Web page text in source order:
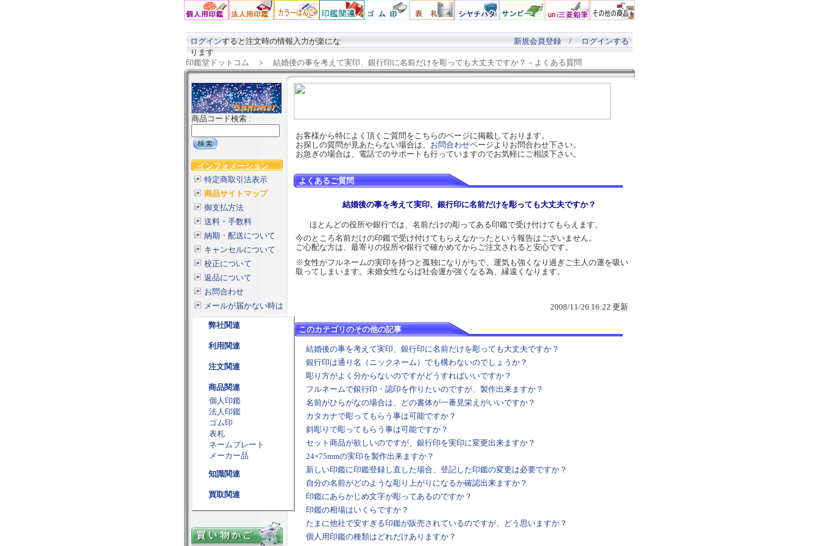
ログインすると注文時の情報入力が楽にな
ります
新規会員登録/ログインする
印鑑堂ドットコム ＞ 結婚後の事を考えて実印、銀行印に名前だけを彫っても大丈夫ですか？－ よくある質問
お客様から特によく頂くご質問をこちらのページに掲載しております。
お探しの質問が見あたらない場合は、 お問合わせページよりお問合わせ下さい。
お急ぎの場合は、電話でのサポートも行っていますのでお気軽にご相談下さい。
よくあるご質問
結婚後の事を考えて実印、銀行印に名前だけを彫っても大丈夫ですか？
ほとんどの役所や銀行では、名前だけの彫ってある印鑑で受け付けてもらえます。
今のところ名前だけの印鑑で受け付けてもらえなかったという報告はございません。
ご心配な方は、最寄りの役所や銀行で確かめてからご注文されると安心です。
※女性がフルネームの実印を持つと孤独になりがちで、運気も強くなり過ぎご主人の運を吸い
取ってしまいます。未婚女性ならば社会運が強くなる為、縁遠くなります。
2008/11/26 16:22 更新
このカテゴリのその他の記事
結婚後の事を考えて実印、銀行印に名前だけを彫っても大丈夫ですか？
銀行印は通り名（ニックネーム）でも構わないのでしょうか？
彫り方がよく分からないのですがどうすればいいですか？
フルネームで銀行印・認印を作りたいのですが、製作出来ますか？
名前がひらがなの場合は、どの書体が一番見栄えがいいですか？
カタカナで彫ってもらう事は可能ですか？
斜彫りで彫ってもらう事は可能ですか？
セット商品が欲しいのですが、銀行印を実印に変更出来ますか？
24×75mmの実印を製作出来ますか？
新しい印鑑に印鑑登録し直した場合、登記した印鑑の変更は必要ですか？
自分の名前がどのような彫り上がりになるか確認出来ますか？
印鑑にあらかじめ文字が彫ってあるのですか？
印鑑の相場はいくらですか？
たまに他社で安すぎる印鑑が販売されているのですが、どう思いますか？
個人用印鑑の種類はどれだけありますか？
商品コード検索 :
インフォメーション
特定商取引法表示
商品サイトマップ
御支払方法
送料・手数料
納期・配送について
キャンセルについて
校正について
返品について
お問合わせ
メールが届かない時は
弊社関連
利用関連
注文関連
商品関連
個人印鑑
法人印鑑
ゴム印
表札
ネームプレート
メーカー品
知識関連
買取関連